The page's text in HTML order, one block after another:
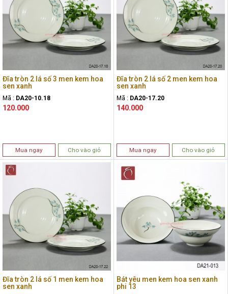
Đĩa tròn 2 lá số 3 men kem hoa
sen xanh
Mã : DA20-10.18
120.000
Mua ngay Cho vào giỏ
Đĩa tròn 2 lá số 2 men kem hoa
sen xanh
Mã : DA20-17.20
140.000
Mua ngay Cho vào giỏ
Đĩa tròn 2 lá số 1 men kem hoa
sen xanh
Bát yêu men kem hoa sen xanh
phi 13